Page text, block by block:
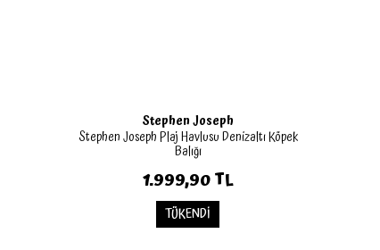
Stephen Joseph
Stephen Joseph Plaj Havlusu Denizaltı Köpek
Balığı
1.999,90 TL
TÜKENDİ